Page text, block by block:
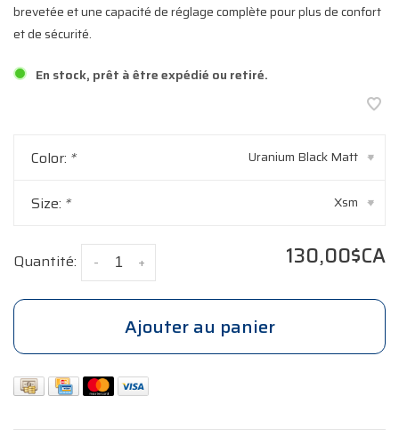
brevetée et une capacité de réglage complète pour plus de confort
et de sécurité.
En stock, prêt à être expédié ou retiré.
Color: * Uranium Black Matt ▾
Size: * Xsm ▾
Quantité: +
- 130,00$CA
Ajouter au panier